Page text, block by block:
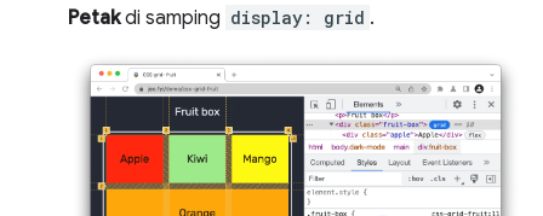
Petakdi samping display: grid .